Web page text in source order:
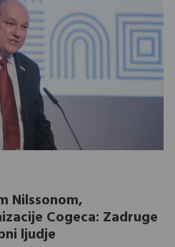
Nilssonom,
Cogeca: Zadruge
ljudje